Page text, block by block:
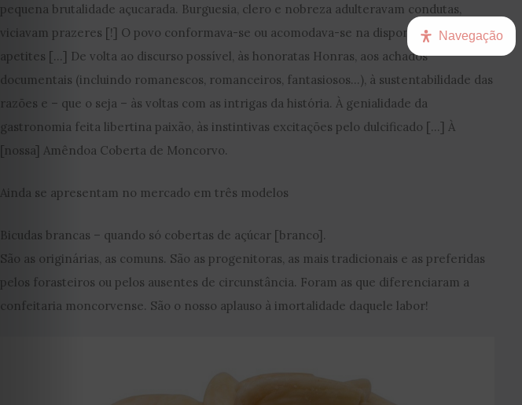
2024
2023
2022
2021
Obras
de
Capa
Contactos
pequena brutalidade açucarada. Burguesia, clero e nobreza adulteravam condutas,
viciavam prazeres [!] O povo conformava-se ou acomodava-se na disponibilidade dos
apetites […] De volta ao discurso possível, às honoratas Honras, aos achados
documentais (incluindo romanescos, romanceiros, fantasiosos…), à sustentabilidade das
razões e – que o seja – às voltas com as intrigas da história. À genialidade da
gastronomia feita libertina paixão, às instintivas excitações pelo dulcificado […] À
[nossa] Amêndoa Coberta de Moncorvo.
Ainda se apresentam no mercado em três modelos
Bicudas brancas – quando só cobertas de açúcar [branco].
São as originárias, as comuns. São as progenitoras, as mais tradicionais e as preferidas
pelos forasteiros ou pelos ausentes de circunstância. Foram as que diferenciaram a
confeitaria moncorvense. São o nosso aplauso à imortalidade daquele labor!
Navegação